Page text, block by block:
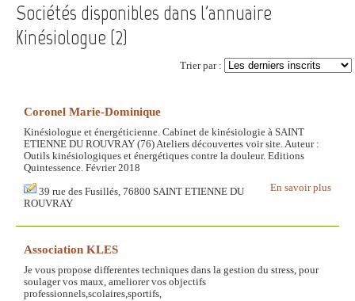
Sociétés disponibles dans l'annuaire
Kinésiologue (2)
Trier par :
Coronel Marie-Dominique
Kinésiologue et énergéticienne. Cabinet de kinésiologie à SAINT
ETIENNE DU ROUVRAY (76) Ateliers découvertes voir site. Auteur :
Outils kinésiologiques et énergétiques contre la douleur. Editions
Quintessence. Février 2018
En savoir plus
39 rue des Fusillés, 76800 SAINT ETIENNE DU
ROUVRAY
Association KLES
Je vous propose differentes techniques dans la gestion du stress, pour
soulager vos maux, ameliorer vos objectifs
professionnels,scolaires,sportifs,